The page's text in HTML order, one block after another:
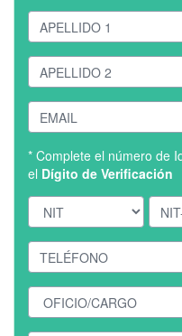
* Complete el número de
el Dígito de Verificación